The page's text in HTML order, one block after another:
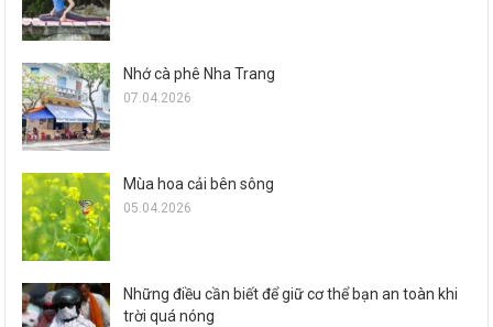
Nhớ cà phê Nha Trang
07.04.2026
Mùa hoa cải bên sông
05.04.2026
Những điều cần biết để giữ cơ thể bạn an toàn khi
trời quá nóng